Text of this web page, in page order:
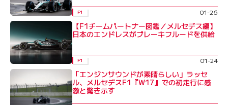
F1 01-26
【F1チームパートナー図鑑／メルセデス編】
日本のエンドレスがブレーキフルードを供給
F1 01-24
「エンジンサウンドが素晴らしい」ラッセ
ル、メルセデスF1『W17』での初走行に感
激と驚き示す